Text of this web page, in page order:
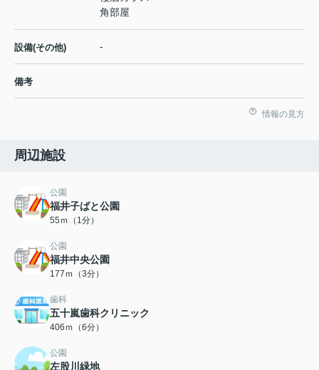
角部屋
設備(その他) -
備考
情報の見方
周辺施設
公園
福井子ばと公園
55ｍ（1分）
公園
福井中央公園
177ｍ（3分）
歯科
五十嵐歯科クリニック
406ｍ（6分）
公園
左股川緑地